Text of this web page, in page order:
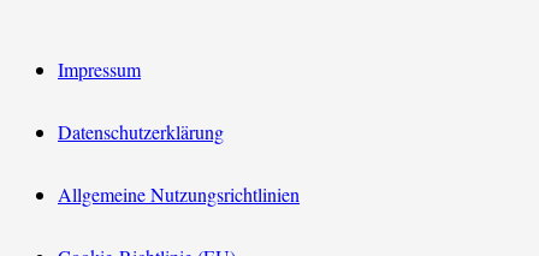
Impressum
Datenschutzerklärung
Allgemeine Nutzungsrichtlinien